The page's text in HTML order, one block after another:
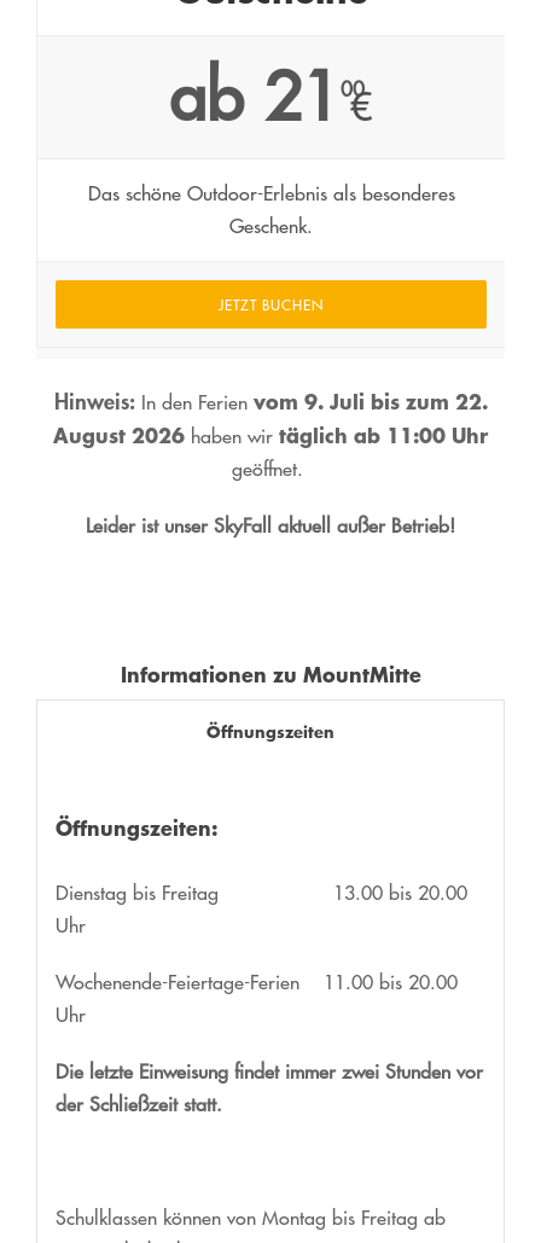
ab 21 00
€
Das schöne Outdoor-Erlebnis als besonderes
Geschenk.
JETZT BUCHEN
Hinweis: In den Ferien vom 9. Juli bis zum 22.
August 2026 haben wir täglich ab 11:00 Uhr
geöffnet.
Leider ist unser SkyFall aktuell außer Betrieb!
Informationen zu MountMitte
Öffnungszeiten
Öffnungszeiten:
Dienstag bis Freitag 13.00 bis 20.00
Uhr
Wochenende-Feiertage-Ferien 11.00 bis 20.00
Uhr
Die letzte Einweisung findet immer zwei Stunden vor
der Schließzeit statt.
Schulklassen können von Montag bis Freitag ab